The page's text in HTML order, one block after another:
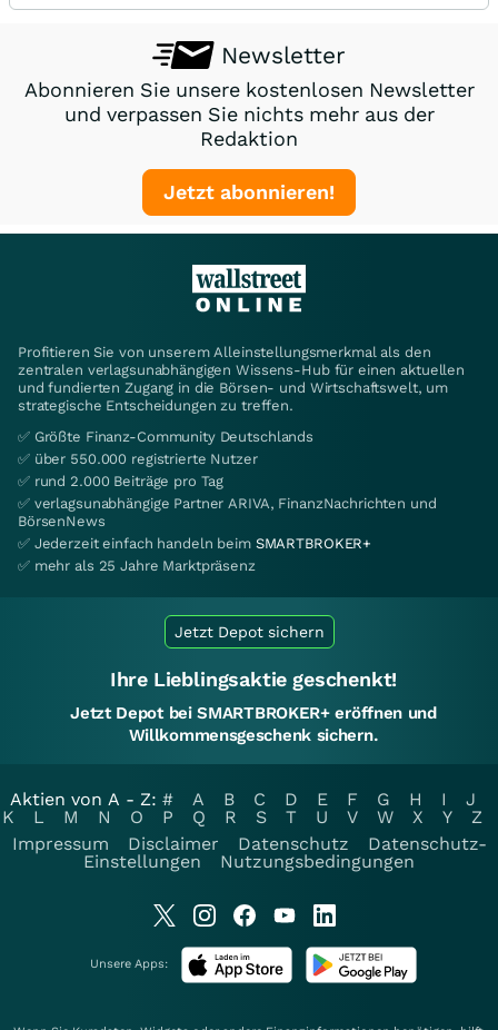
Newsletter
Abonnieren Sie unsere kostenlosen Newsletter
und verpassen Sie nichts mehr aus der
Redaktion
Jetzt abonnieren!
Profitieren Sie von unserem Alleinstellungsmerkmal als den
zentralen verlagsunabhängigen Wissens-Hub für einen aktuellen
und fundierten Zugang in die Börsen- und Wirtschaftswelt, um
strategische Entscheidungen zu treffen.
✅ Größte Finanz-Community Deutschlands
✅ über 550.000 registrierte Nutzer
✅ rund 2.000 Beiträge pro Tag
✅ verlagsunabhängige Partner ARIVA, FinanzNachrichten und
BörsenNews
✅ Jederzeit einfach handeln beim SMARTBROKER+
✅ mehr als 25 Jahre Marktpräsenz
Jetzt Depot sichern
Ihre Lieblingsaktie geschenkt!
Jetzt Depot bei SMARTBROKER+ eröffnen und
Willkommensgeschenk sichern.
Aktien von A - Z: # A B C D E F G H I
J
K
L M N O P Q R S T U V W X Y
Z
Impressum
Disclaimer Datenschutz
Datenschutz-
Einstellungen
Nutzungsbedingungen
Unsere Apps: